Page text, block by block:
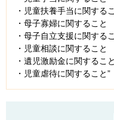
・児童扶養手当に関する
・母子寡婦に関すること
・母子自立支援に関する
・児童相談に関すること
・遺児激励金に関すること
・児童虐待に関すること”